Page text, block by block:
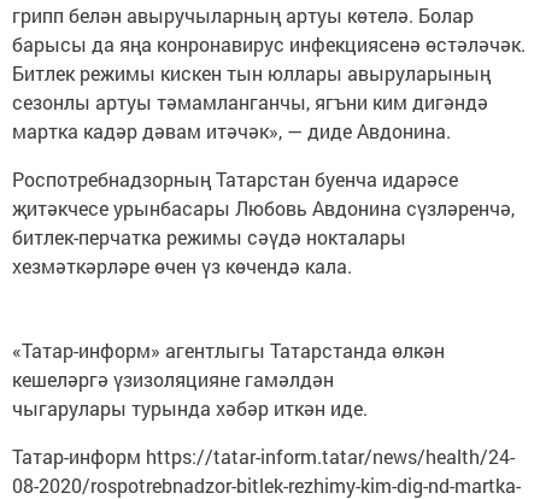
грипп белән авыручыларның артуы көтелә. Болар
барысы да яңа конронавирус инфекциясенә өстәләчәк.
Битлек режимы кискен тын юллары авыруларының
сезонлы артуы тәмамланганчы, ягъни ким дигәндә
мартка кадәр дәвам итәчәк», — диде Авдонина.
Роспотребнадзорның Татарстан буенча идарәсе
җитәкчесе урынбасары Любовь Авдонина сүзләренчә,
битлек-перчатка режимы сәүдә нокталары
хезмәткәрләре өчен үз көчендә кала.
«Татар-информ» агентлыгы Татарстанда өлкән
кешеләргә үзизоляцияне гамәлдән
чыгарулары турында хәбәр иткән иде.
Татар-информ https://tatar-inform.tatar/news/health/24-
08-2020/rospotrebnadzor-bitlek-rezhimy-kim-dig-nd-martka-